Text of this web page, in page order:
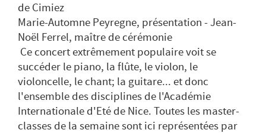
de Cimiez
Marie-Automne Peyregne, présentation - Jean-
Noël Ferrel, maître de cérémonie
Ce concert extrêmement populaire voit se
succéder le piano, la flûte, le violon, le
violoncelle, le chant; la guitare... et donc
l'ensemble des disciplines de l'Académie
Internationale d'Eté de Nice. Toutes les master-
classes de la semaine sont ici représentées par